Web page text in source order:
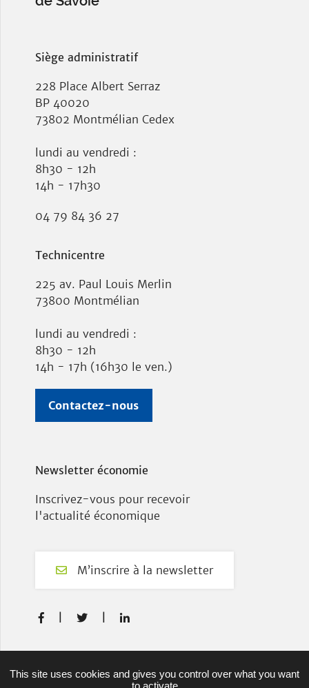
Siège administratif
228 Place Albert Serraz
BP 40020
73802 Montmélian Cedex
lundi au vendredi :
8h30 - 12h
14h - 17h30
04 79 84 36 27
Technicentre
225 av. Paul Louis Merlin
73800 Montmélian
lundi au vendredi :
8h30 - 12h
14h - 17h (16h30 le ven.)
Contactez-nous
Newsletter économie
Inscrivez-vous pour recevoir
l'actualité économique
M’inscrire à la newsletter

c

i
t

n
e
Plan du site
This site uses cookies and gives you control over what you want
to activate